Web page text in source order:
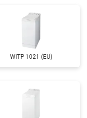
от 2100 ₽
Заказать
WITP 1021 (EU)